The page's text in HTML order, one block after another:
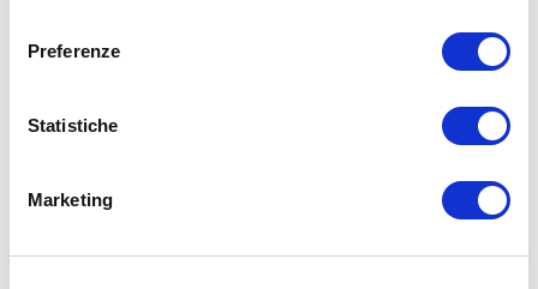
Preferenze
Statistiche
Marketing